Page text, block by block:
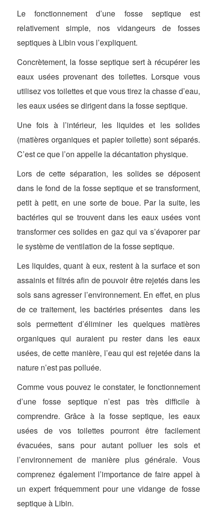
Le fonctionnement d’une fosse septique est
relativement simple, nos vidangeurs de fosses
septiques à Libin vous l’expliquent.
Concrètement, la fosse septique sert à récupérer les
eaux usées provenant des toilettes. Lorsque vous
utilisez vos toilettes et que vous tirez la chasse d’eau,
les eaux usées se dirigent dans la fosse septique.
Une fois à l’intérieur, les liquides et les solides
(matières organiques et papier toilette) sont séparés.
C’est ce que l’on appelle la décantation physique.
Lors de cette séparation, les solides se déposent
dans le fond de la fosse septique et se transforment,
petit à petit, en une sorte de boue. Par la suite, les
bactéries qui se trouvent dans les eaux usées vont
transformer ces solides en gaz qui va s’évaporer par
le système de ventilation de la fosse septique.
Les liquides, quant à eux, restent à la surface et son
assainis et filtrés afin de pouvoir être rejetés dans les
sols sans agresser l’environnement. En effet, en plus
de ce traitement, les bactéries présentes dans les
sols permettent d’éliminer les quelques matières
organiques qui auraient pu rester dans les eaux
usées, de cette manière, l’eau qui est rejetée dans la
nature n’est pas polluée.
Comme vous pouvez le constater, le fonctionnement
d’une fosse septique n’est pas très difficile à
comprendre. Grâce à la fosse septique, les eaux
usées de vos toilettes pourront être facilement
évacuées, sans pour autant polluer les sols et
l’environnement de manière plus générale. Vous
comprenez également l’importance de faire appel à
un expert fréquemment pour une vidange de fosse
septique à Libin.